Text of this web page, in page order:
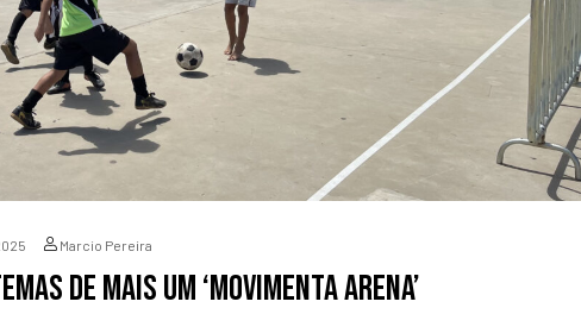
Marcio Pereira
de mais um ‘Movimenta Arena’